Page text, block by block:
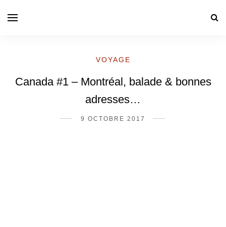
VOYAGE
Canada #1 – Montréal, balade & bonnes
adresses…
9 OCTOBRE 2017